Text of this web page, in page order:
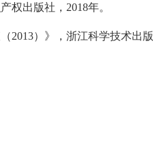
权出版社， 2018年。
2013）》，浙江科学技术出版